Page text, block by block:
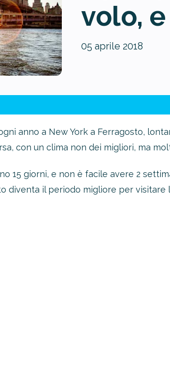
volo,
05 aprile 2018
anno a New York a Ferragosto,
con un clima non dei migliori, ma
15 giorni, e non è facile avere 2
diventa il periodo migliore per visitare